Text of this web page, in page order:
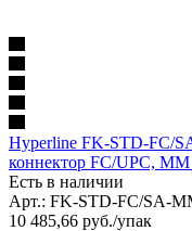
Hyperline FK-STD-FC/
коннектор FC/UPC,
Есть в наличии
Арт.: FK-STD-FC/SA-
10 485,66 руб./упак